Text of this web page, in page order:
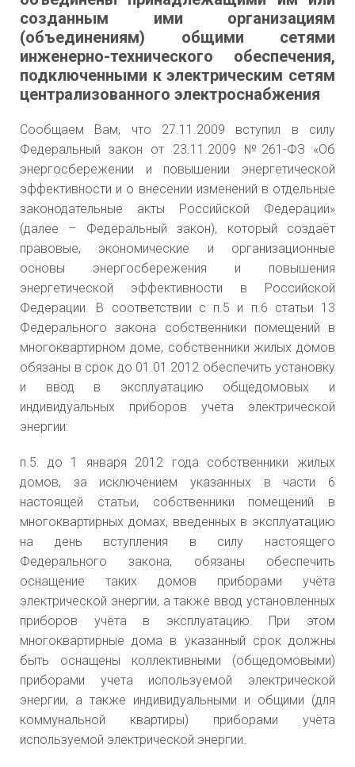
регулирования Самарской
области от 28.11.2022 №
848 "Об установлении
единых (котловых) тарифов
на услуги по передаче
сетям Самарской области
ценового и тарифного
регулирования
Самарской области от
28.11.2022 года № 848 «Об
установлении единых
(котловых) тарифов на
услуги по передаче
электрической энергии
сетям Самарской области
Приказ Департамент
ценового и тарифного
регулирования
Самарской области от
28.11.2022 года № 844 «Об
установлении сбытовых
надбавок гарантирующих
поставщиков
электрической энергии по
Самарской области на
2023 год»
Плановые часы пиковой
нагрузки на 2023 год для
14.12.2018 года
№ 776 «Об
установлении цен
(тарифов) на
электрическую
приравненным к
нему категориям
потребителей по
Самарской
области, на 2019
год »
Приказ
Министерства
жилищно-
Самарской
области от
14.12.2017 года
№ 736 «Об
установлении цен
(тарифов) на
электрическую
энергию,
поставляемую
населению и
приравненным к
нему категориям
потребителей по
созданным ими организациям
(объединениям) общими сетями
инженерно-технического обеспечения,
подключенными к электрическим сетям
централизованного электроснабжения
Сообщаем Вам, что 27.11.2009 вступил в силу
Федеральный закон от 23.11.2009 №261-ФЗ «Об
энергосбережении и повышении энергетической
эффективности и о внесении изменений в отдельные
законодательные акты Российской Федерации»
(далее – Федеральный закон), который создаёт
правовые, экономические и организационные
основы энергосбережения и повышения
энергетической эффективности в Российской
Федерации. В соответствии с п.5 и п.6 статьи 13
Федерального закона собственники помещений в
многоквартирном доме, собственники жилых домов
обязаны в срок до 01.01.2012 обеспечить установку
и ввод в эксплуатацию общедомовых и
индивидуальных приборов учёта электрической
энергии:
п.5: до 1 января 2012 года собственники жилых
домов, за исключением указанных в части 6
настоящей статьи, собственники помещений в
многоквартирных домах, введенных в эксплуатацию
на день вступления в силу настоящего
Федерального закона, обязаны обеспечить
оснащение таких домов приборами учёта
электрической энергии, а также ввод установленных
приборов учёта в эксплуатацию. При этом
многоквартирные дома в указанный срок должны
быть оснащены коллективными (общедомовыми)
приборами учета используемой электрической
энергии, а также индивидуальными и общими (для
коммунальной квартиры) приборами учёта
используемой электрической энергии.